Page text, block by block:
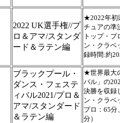
2022 UK選手権//プ
ロ＆アマ/スタンダ
ード＆ラテン編
★2022年初
チュアの準
トップ・
ン・クラベ
録時間:約
ブラックプール・
ダンス・フェステ
ィバル2021/プロ＆
アマ/スタンダード
＆ラテン編
★世界最大
バル」の
決勝を収録
ン・クラベ
プロ：65分
分）